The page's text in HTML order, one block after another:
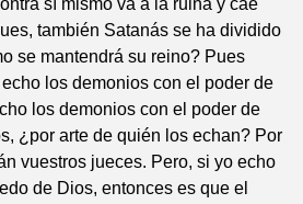
sí mismo va a la ruina y cae
también Satanás se ha dividido
se mantendrá su reino? Pues
los demonios con el poder de
los demonios con el poder de
¿por arte de quién los echan? Por
vuestros jueces. Pero, si yo echo
de Dios, entonces es que el